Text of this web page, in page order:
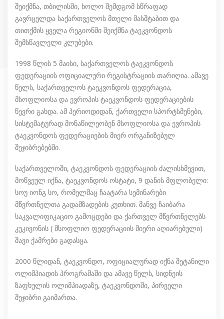
შეიქმნა, თბილისში, ხოლო შემდგომ სწრაფად
გავრცელდა საქართველოს მთელი მასშტაბით და
თითქმის ყველა რეგიონში შეიქმნა ტაეკვონდოს
შემსწავლელი კლუბები.
1998 წლის 5 მაისი, საქართველოს ტაეკვონდოს
ფედერაციის ოფიციალური რეგისტრაციის თარიღია. ამავე
წელს, საქართველოს ტაეკვონდოს ფედერაცია,
მსოფლიოსა და ევროპის ტაეკვონდოს ფედერაციების
წევრი გახდა. ამ პერიოდიდან, ქართველი სპორტსმენები,
სისტემატურად მონაწილეობენ მსოფლიოსა და ევროპის
ტაეკვონდოს ფედერაციების მიერ ორგანიზებულ
შეჯიბრებებში.
საქართველოში, ტაეკვონდოს ფედერაციის ძალისხმევით,
მოწვეულ იქნა, ტაეკვონდოს ოსტატი, 9 დანის მფლობელი:
სოუ იონგ სო, რომელმაც ჩაატარა სემინარები
მწვრთნელთა გადამზადების კუთხით. მანვე ჩაიბარა
საკვალიფიკაციო გამოცდები და ქართველ მწვრთნელებს
კუკივონის ( მსოფლიო ფედერაციის მიერი აღიარებული)
შავი ქამრები გადასცა.
2000 წლიდან, ტაეკვონდო, ოფიციალურად იქნა შეტანილი
ოლიმპიადის პროგრამაში და ამავე წელს, სიდნეის
ზაფხულის ოლიმპიადაზე, ტაეკვონდოში, პირველი
შეჯიბრი გაიმართა.